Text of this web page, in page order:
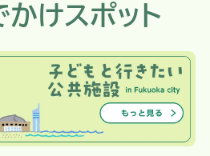
かけスポット